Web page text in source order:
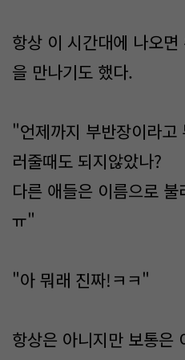
항상 이 시간대에 나오
을 만나기도 했다.
"언제까지 부반장이라
러줄때도 되지않았나?
다른 애들은 이름으로
ㅠ"
"아 뭐래 진짜!ㅋㅋ"
항상은 아니지만 보통은